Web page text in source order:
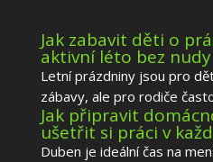
Jak zabavit děti o
aktivní léto bez nudy
Letní prázdniny jsou pro
zábavy, ale pro rodiče
Jak připravit
ušetřit si práci v
Duben je ideální čas na